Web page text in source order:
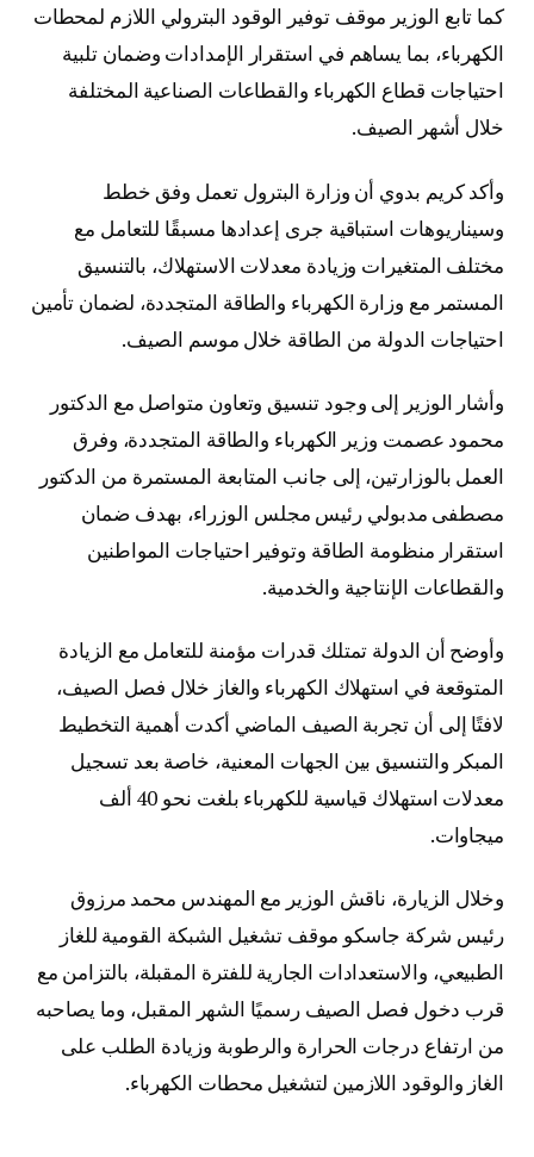
كما تابع الوزير موقف توفير الوقود البترولي اللازم لمحطات
الكهرباء، بما يساهم في استقرار الإمدادات وضمان تلبية
احتياجات قطاع الكهرباء والقطاعات الصناعية المختلفة
خلال أشهر الصيف.
وأكد كريم بدوي أن وزارة البترول تعمل وفق خطط
وسيناريوهات استباقية جرى إعدادها مسبقًا للتعامل مع
مختلف المتغيرات وزيادة معدلات الاستهلاك، بالتنسيق
المستمر مع وزارة الكهرباء والطاقة المتجددة، لضمان تأمين
احتياجات الدولة من الطاقة خلال موسم الصيف.
وأشار الوزير إلى وجود تنسيق وتعاون متواصل مع الدكتور
محمود عصمت وزير الكهرباء والطاقة المتجددة، وفرق
العمل بالوزارتين، إلى جانب المتابعة المستمرة من الدكتور
مصطفى مدبولي رئيس مجلس الوزراء، بهدف ضمان
استقرار منظومة الطاقة وتوفير احتياجات المواطنين
والقطاعات الإنتاجية والخدمية.
وأوضح أن الدولة تمتلك قدرات مؤمنة للتعامل مع الزيادة
المتوقعة في استهلاك الكهرباء والغاز خلال فصل الصيف،
لافتًا إلى أن تجربة الصيف الماضي أكدت أهمية التخطيط
المبكر والتنسيق بين الجهات المعنية، خاصة بعد تسجيل
معدلات استهلاك قياسية للكهرباء بلغت نحو 40 ألف
ميجاوات.
وخلال الزيارة، ناقش الوزير مع المهندس محمد مرزوق
رئيس شركة جاسكو موقف تشغيل الشبكة القومية للغاز
الطبيعي، والاستعدادات الجارية للفترة المقبلة، بالتزامن مع
قرب دخول فصل الصيف رسميًا الشهر المقبل، وما يصاحبه
من ارتفاع درجات الحرارة والرطوبة وزيادة الطلب على
الغاز والوقود اللازمين لتشغيل محطات الكهرباء.